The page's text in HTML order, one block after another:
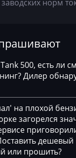
норм
500, есть ли
Дилер
на плохой
загорелся
дешевый
или прошить?